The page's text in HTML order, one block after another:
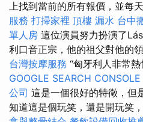
上找到當前的所有報價，並每
服務 打掃家裡 頂樓 漏水 台中
單人房 這位演員努力扮演了
利口音正宗，他的祖父對他的
台灣按摩服務 “匈牙利人非常
GOOGLE SEARCH CONSOLE
公司 這是一個很好的特徵，但
知道這是個玩笑，還是開玩笑